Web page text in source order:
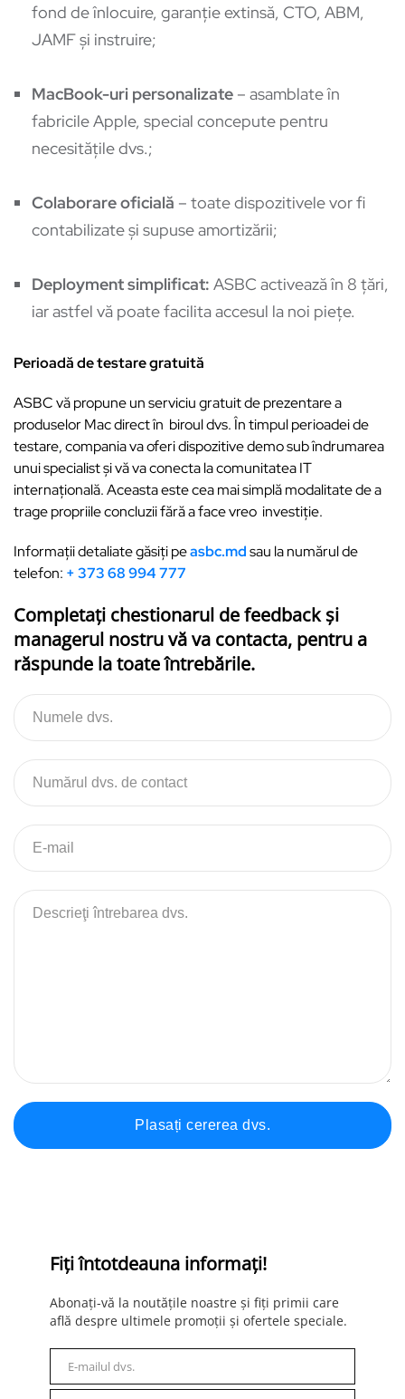
fond de înlocuire, garanție extinsă, CTO, ABM,
JAMF și instruire;
MacBook-uri personalizate – asamblate în
fabricile Apple, special concepute pentru
necesităţile dvs.;
Colaborare oficială – toate dispozitivele vor fi
contabilizate și supuse amortizării;
Deployment simplificat: ASBC activează în 8 țări,
iar astfel vă poate facilita accesul la noi piețe.
Perioadă de testare gratuită
ASBC vă propune un serviciu gratuit de prezentare a
produselor Mac direct în biroul dvs. În timpul perioadei de
testare, compania va oferi dispozitive demo sub îndrumarea
unui specialist și vă va conecta la comunitatea IT
internațională. Aceasta este cea mai simplă modalitate de a
trage propriile concluzii fără a face vreo investiție.
Informaţii detaliate găsiţi peasbc.mdsau la numărul de
telefon: + 373 68 994 777
Completați chestionarul de feedback și
managerul nostru vă va contacta, pentru a
răspunde la toate întrebările.
Fiți întotdeauna informați!
Abonați-vă la noutățile noastre și fiți primii care
află despre ultimele promoții și ofertele speciale.
E-
E-mailul dvs.